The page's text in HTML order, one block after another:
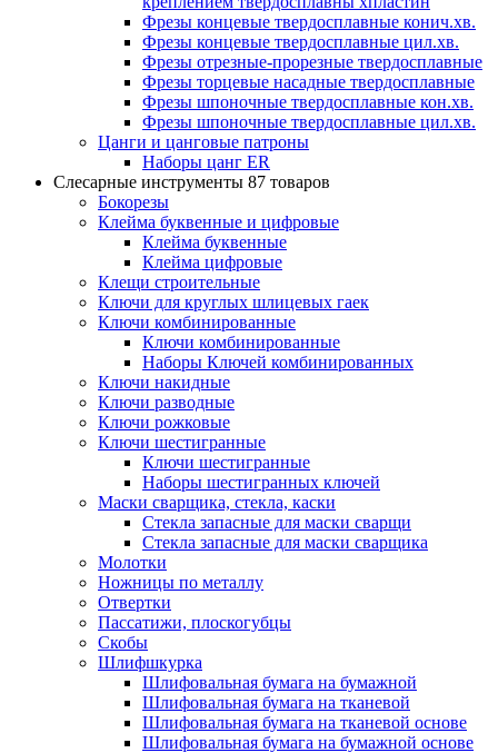
Фрезы концевые твердосплавные конич.хв.
Фрезы концевые твердосплавные цил.хв.
Фрезы отрезные-прорезные твердосплавные
Фрезы торцевые насадные твердосплавные
Фрезы шпоночные твердосплавные кон.хв.
Фрезы шпоночные твердосплавные цил.хв.
Цанги и цанговые патроны
Наборы цанг ER
Слесарные инструменты 87 товаров
Бокорезы
Клейма буквенные и цифровые
Клейма буквенные
Клейма цифровые
Клещи строительные
Ключи для круглых шлицевых гаек
Ключи комбинированные
Ключи комбинированные
Наборы Ключей комбинированных
Ключи накидные
Ключи разводные
Ключи рожковые
Ключи шестигранные
Ключи шестигранные
Наборы шестигранных ключей
Маски сварщика, стекла, каски
Стекла запасные для маски сварщи
Стекла запасные для маски сварщика
Молотки
Ножницы по металлу
Отвертки
Пассатижи, плоскогубцы
Скобы
Шлифшкурка
Шлифовальная бумага на бумажной
Шлифовальная бумага на тканевой
Шлифовальная бумага на тканевой основе
Шлифовальная бумага на бумажной основе